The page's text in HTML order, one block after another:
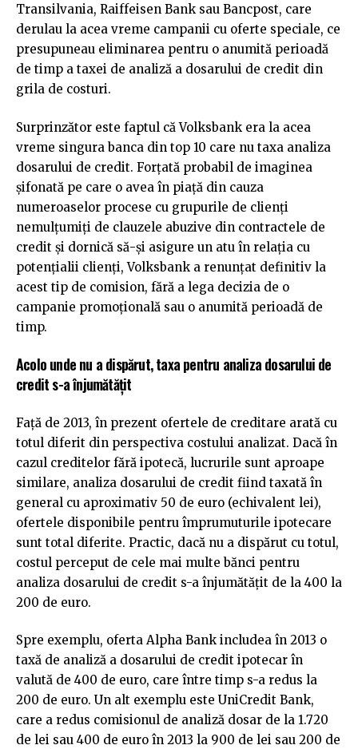
Transilvania, Raiffeisen Bank sau Bancpost, care
derulau la acea vreme campanii cu oferte speciale, ce
presupuneau eliminarea pentru o anumită perioadă
de timp a taxei de analiză a dosarului de credit din
grila de costuri.
Surprinzător este faptul că Volksbank era la acea
vreme singura banca din top 10 care nu taxa analiza
dosarului de credit. Forțată probabil de imaginea
șifonată pe care o avea în piață din cauza
numeroaselor procese cu grupurile de clienți
nemulțumiți de clauzele abuzive din contractele de
credit și dornică să-și asigure un atu în relația cu
potențialii clienți, Volksbank a renunțat definitiv la
acest tip de comision, fără a lega decizia de o
campanie promoțională sau o anumită perioadă de
timp.
Acolo unde nu a dispărut, taxa pentru analiza dosarului de
credit s-a înjumătățit
Față de 2013, în prezent ofertele de creditare arată cu
totul diferit din perspectiva costului analizat. Dacă în
cazul creditelor fără ipotecă, lucrurile sunt aproape
similare, analiza dosarului de credit fiind taxată în
general cu aproximativ 50 de euro (echivalent lei),
ofertele disponibile pentru împrumuturile ipotecare
sunt total diferite. Practic, dacă nu a dispărut cu totul,
costul perceput de cele mai multe bănci pentru
analiza dosarului de credit s-a înjumătățit de la 400 la
200 de euro.
Spre exemplu, oferta Alpha Bank includea în 2013 o
taxă de analiză a dosarului de credit ipotecar în
valută de 400 de euro, care între timp s-a redus la
200 de euro. Un alt exemplu este UniCredit Bank,
care a redus comisionul de analiză dosar de la 1.720
de lei sau 400 de euro în 2013 la 900 de lei sau 200 de